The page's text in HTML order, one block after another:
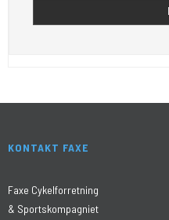
KONTAKT FAXE
Faxe Cykelforretning
& Sportskompagniet